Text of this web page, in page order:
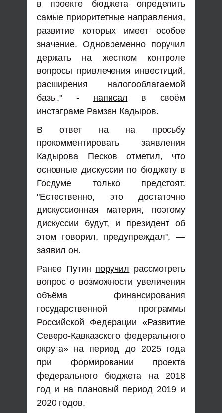
в проекте бюджета определить
самые приоритетные направления,
развитие которых имеет особое
значение. Одновременно поручил
держать на жестком контроле
вопросы привлечения инвестиций,
расширения налогооблагаемой
базы." - написал в своём
инстаграме Рамзан Кадыров.
В ответ на на просьбу
прокомментировать заявления
Кадырова Песков отметил, что
основные дискуссии по бюджету в
Госдуме только предстоят.
"Естественно, это достаточно
дискуссионная материя, поэтому
дискуссии будут, и президент об
этом говорил, предупреждал", —
заявил он.
Ранее Путин поручил рассмотреть
вопрос о возможности увеличения
объёма финансирования
государственной программы
Российской Федерации «Развитие
Северо-Кавказского федерального
округа» на период до 2025 года
при формировании проекта
федерального бюджета на 2018
год и на плановый период 2019 и
2020 годов.